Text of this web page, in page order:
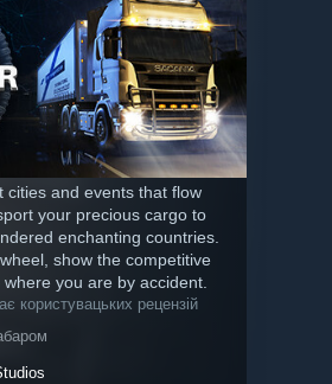
cities and events that flow
your precious cargo to
enchanting countries.
show the competitive
you are by accident.
користувацьких рецензій